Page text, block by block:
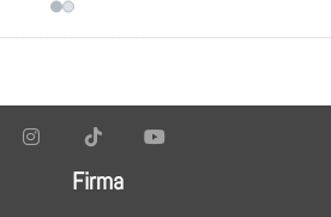
Firma